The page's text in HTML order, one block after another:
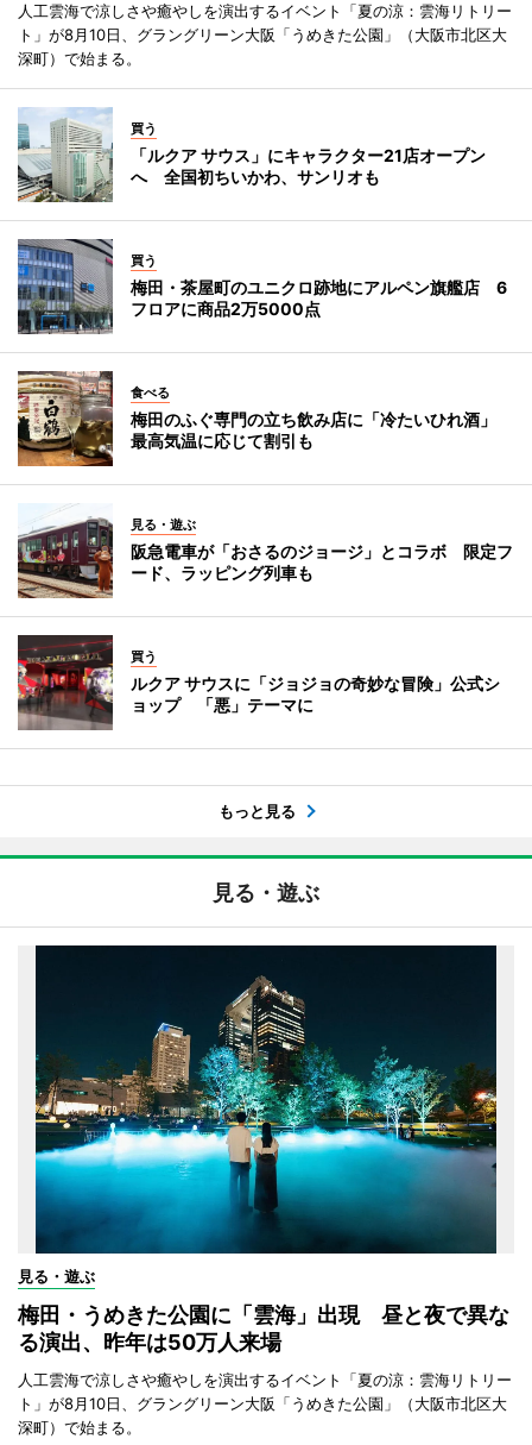
人工雲海で涼しさや癒やしを演出するイベント「夏の涼：雲海リトリー
ト」が8月10日、グラングリーン大阪「うめきた公園」（大阪市北区大
深町）で始まる。
買う
「ルクア サウス」にキャラクター21店オープン
へ 全国初ちいかわ、サンリオも
買う
梅田・茶屋町のユニクロ跡地にアルペン旗艦店 6
フロアに商品2万5000点
食べる
梅田のふぐ専門の立ち飲み店に「冷たいひれ酒」
最高気温に応じて割引も
見る・遊ぶ
阪急電車が「おさるのジョージ」とコラボ 限定フ
ード、ラッピング列車も
買う
ルクア サウスに「ジョジョの奇妙な冒険」公式シ
ョップ 「悪」テーマに
もっと見る
見る・遊ぶ
見る・遊ぶ
梅田・うめきた公園に「雲海」出現 昼と夜で異な
る演出、昨年は50万人来場
人工雲海で涼しさや癒やしを演出するイベント「夏の涼：雲海リトリー
ト」が8月10日、グラングリーン大阪「うめきた公園」（大阪市北区大
深町）で始まる。